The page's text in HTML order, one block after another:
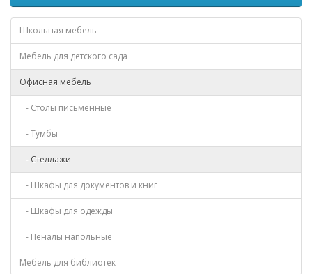
Школьная мебель
Мебель для детского сада
Офисная мебель
- Столы письменные
- Тумбы
- Стеллажи
- Шкафы для документов и книг
- Шкафы для одежды
- Пеналы напольные
Мебель для библиотек